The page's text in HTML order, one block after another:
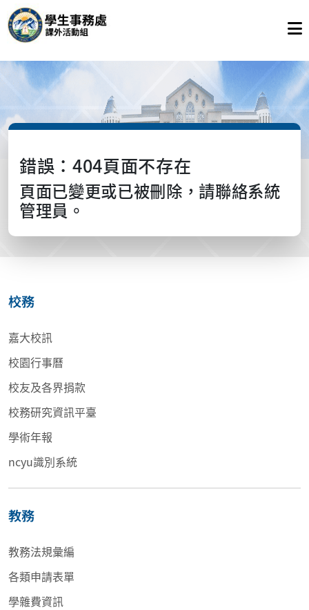
錯誤：404頁面不存在
頁面已變更或已被刪除，請聯絡系統
管理員。
校務
嘉大校訊
校園行事曆
校友及各界捐款
校務研究資訊平臺
學術年報
ncyu識別系統
教務
教務法規彙編
各類申請表單
學雜費資訊